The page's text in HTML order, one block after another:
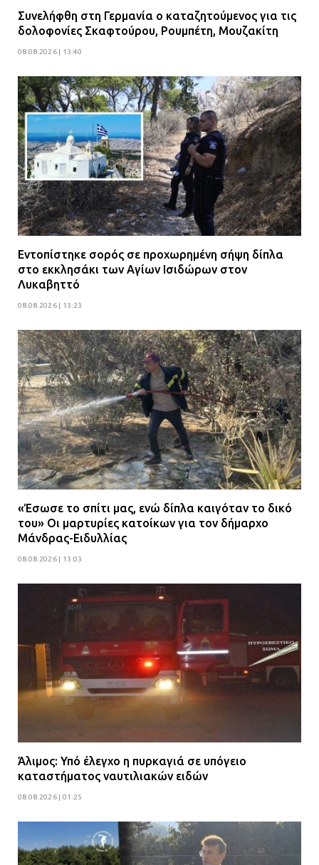
Συνελήφθη στη Γερμανία ο καταζητούμενος για τις
δολοφονίες Σκαφτούρου, Ρουμπέτη, Μουζακίτη
08.08.2026 | 13:40
Εντοπίστηκε σορός σε προχωρημένη σήψη δίπλα
στο εκκλησάκι των Αγίων Ισιδώρων στον
Λυκαβηττό
08.08.2026 | 13:23
«Έσωσε το σπίτι μας, ενώ δίπλα καιγόταν το δικό
του» Οι μαρτυρίες κατοίκων για τον δήμαρχο
Μάνδρας-Ειδυλλίας
08.08.2026 | 13:03
Άλιμος: Υπό έλεγχο η πυρκαγιά σε υπόγειο
καταστήματος ναυτιλιακών ειδών
08.08.2026 | 01:25